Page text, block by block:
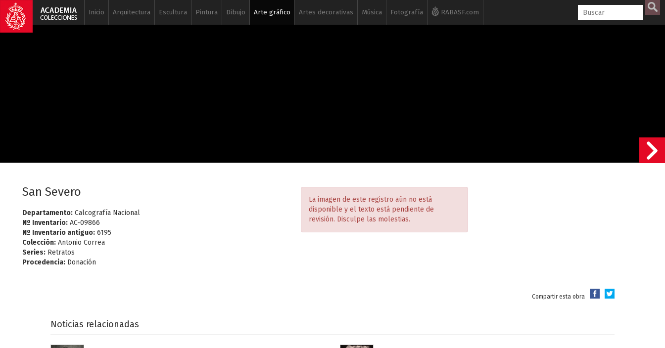
Inicio Arquitectura Escultura Pintura Dibujo Arte gráfico Artes decorativas Música Fotografía RABASF.com
San Severo
Departamento: Calcografía Nacional
Nº Inventario: AC-09866
Nº Inventario antiguo: 6195
Colección: Antonio Correa
Series: Retratos
Procedencia: Donación
La imagen de este registro aún no está
disponible y el texto está pendiente de
revisión. Disculpe las molestias.
Compartir esta obra
Noticias relacionadas